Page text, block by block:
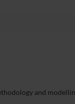
and